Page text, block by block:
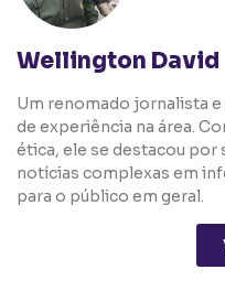
Wellington David
Um renomado jornalista
de experiência na área.
ética, ele se destacou
notícias complexas em
para o público em geral.